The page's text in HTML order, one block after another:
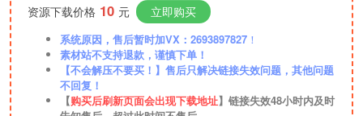
资源下载价格 10 元 立即购买
系统原因，售后暂时加VX：2693897827 ！
素材站不支持退款，谨慎下单！
【不会解压不要买！】售后只解决链接失效问题，其他问题
不回复！
【购买后刷新页面会出现下载地址】链接失效48小时内及时